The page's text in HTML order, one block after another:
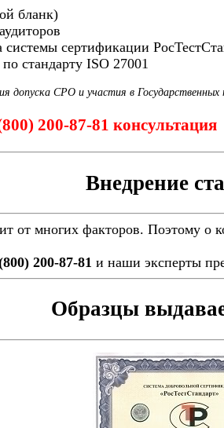
бланк)
сертификации
стандарту ISO 27001
допуска СРО и участия в
200-87-81 консультация
Внедрение
от многих факторов. Поэтому
200-87-81 и наши эксперты
Образцы